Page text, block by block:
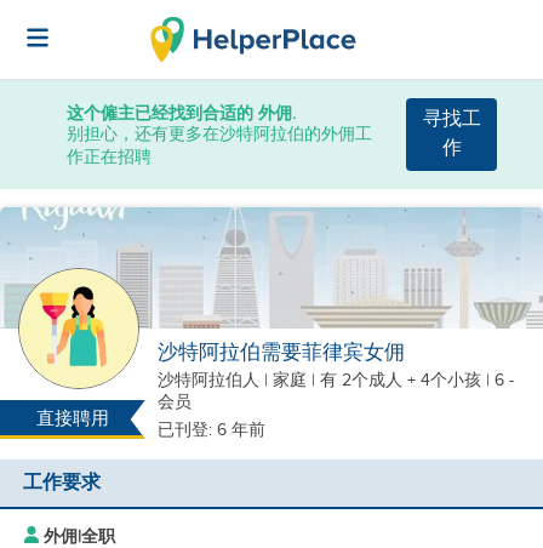
这个僱主已经找到合适的 外佣.
别担心，还有更多在沙特阿拉伯的外佣工
作正在招聘
寻找工
作
直接聘用
沙特阿拉伯需要菲律宾女佣
沙特阿拉伯人 | 家庭 | 有 2个成人 + 4个小孩 | 6 -
会员
已刊登: 6 年前
工作要求
外佣|全职